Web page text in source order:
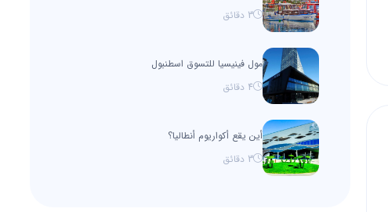
3 دقائق
مول فينيسيا للتسوق اسطنبول
4 دقائق
أين يقع أكواريوم أنطاليا؟
3 دقائق